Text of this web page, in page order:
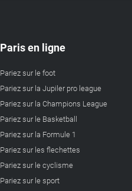
Paris en ligne
Pariez sur le foot
Pariez sur la Jupiler pro league
Pariez sur la Champions League
Pariez sur le Basketball
Pariez sur la Formule 1
Pariez sur les flechettes
Pariez sur le cyclisme
Pariez sur le sport